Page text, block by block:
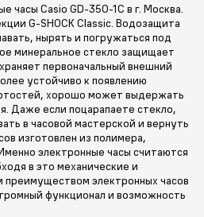
часы Casio GD-350-1C в г. Москва.
G-SHOCK Classic. Водозащита
нырять и погружаться под
минеральное стекло защищает
первоначальный внешний
устойчиво к появлению
хорошо может выдержать
Даже если поцарапаете стекло,
в часовой мастерской и вернуть
изготовлен из полимера,
электронные часы считаются
в это механические и
электронных часов
функционал и возможность